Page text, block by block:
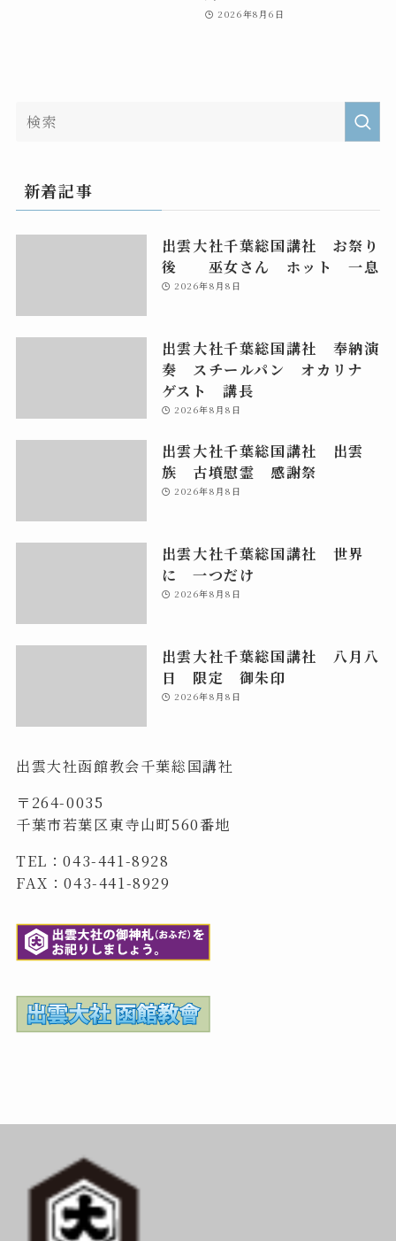
2026年8月6日
新着記事
出雲大社千葉総国講社 お祭り
後 巫女さん ホット 一息
2026年8月8日
出雲大社千葉総国講社 奉納演
奏 スチールパン オカリナ
ゲスト 講長
2026年8月8日
出雲大社千葉総国講社 出雲
族 古墳慰霊 感謝祭
2026年8月8日
出雲大社千葉総国講社 世界
に 一つだけ
2026年8月8日
出雲大社千葉総国講社 八月八
日 限定 御朱印
2026年8月8日
出雲大社函館教会千葉総国講社
〒264-0035
千葉市若葉区東寺山町560番地
TEL：043-441-8928
FAX：043-441-8929